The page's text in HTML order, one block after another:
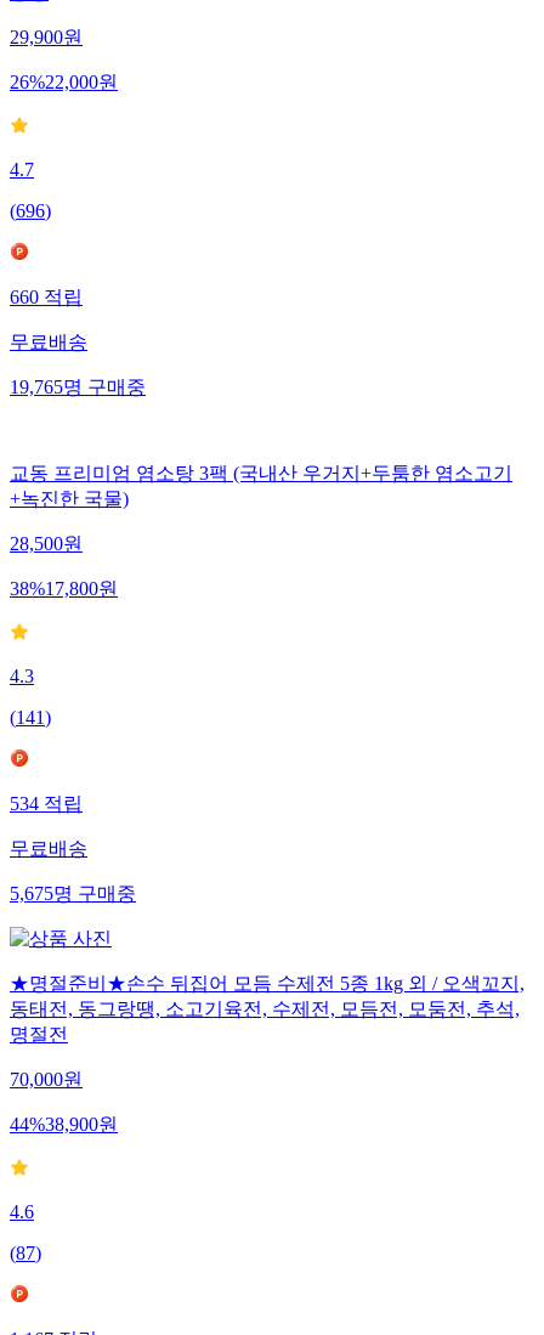
29,900원
26%22,000원
4.7
(696)
660적립
무료배송
19,765명구매중
교동 프리미엄 염소탕 3팩 (국내산 우거지+두툼한 염소고기
+녹진한 국물)
28,500원
38%17,800원
4.3
(141)
534적립
무료배송
5,675명구매중
★명절준비★손수 뒤집어 모듬 수제전 5종 1kg 외 / 오색꼬지,
동태전, 동그랑땡, 소고기육전, 수제전, 모듬전, 모둠전, 추석,
명절전
70,000원
44%38,900원
4.6
(87)